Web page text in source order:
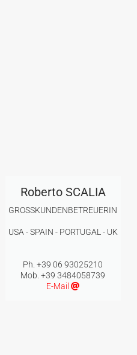
Roberto SCALIA
GROSSKUNDENBETREUERIN
USA - SPAIN - PORTUGAL - UK
Ph. +39 06 93025210
Mob. +39 3484058739
E-Mail